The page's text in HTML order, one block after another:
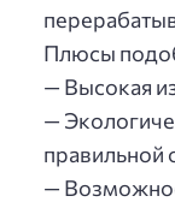
Плюсы
— Высокая
—
правильной
—